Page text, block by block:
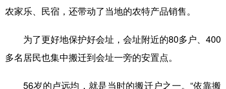
农家乐、民宿，还带动了当地的农特产品销售。
为了更好地保护好会址，会址附近的80多户、400
多名居民也集中搬迁到会址一旁的安置点。
56岁的卢远均，就是当时的搬迁户之一。“依靠搬